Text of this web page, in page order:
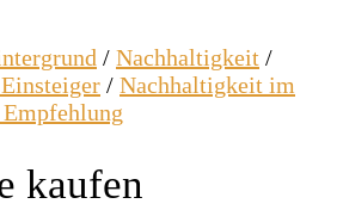
/ Nachhaltigkeit /
/ Nachhaltigkeit im
kaufen